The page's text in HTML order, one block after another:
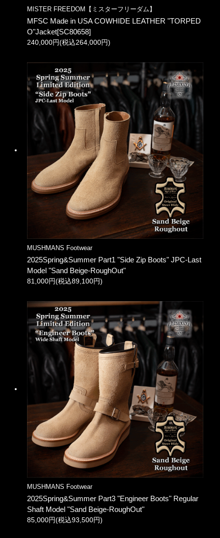
MISTER FREEDOM【ミスターフリーダム】
MFSC Made in USA COWHIDE LEATHER "TORPED
O"Jacket[SC80658]
240,000円(税込264,000円)
MUSHMANS Footwear
2025Spring&Summer Part1 "Side Zip Boots" JPC-Last
Model "Sand Beige-RoughOut"
81,000円(税込89,100円)
MUSHMANS Footwear
2025Spring&Summer Part3 "Engineer Boots" Regular
Shaft Model "Sand Beige-RoughOut"
85,000円(税込93,500円)